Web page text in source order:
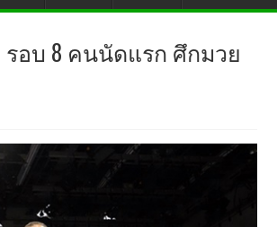
รอบ 8 คนนัดแรก ศึกมวย